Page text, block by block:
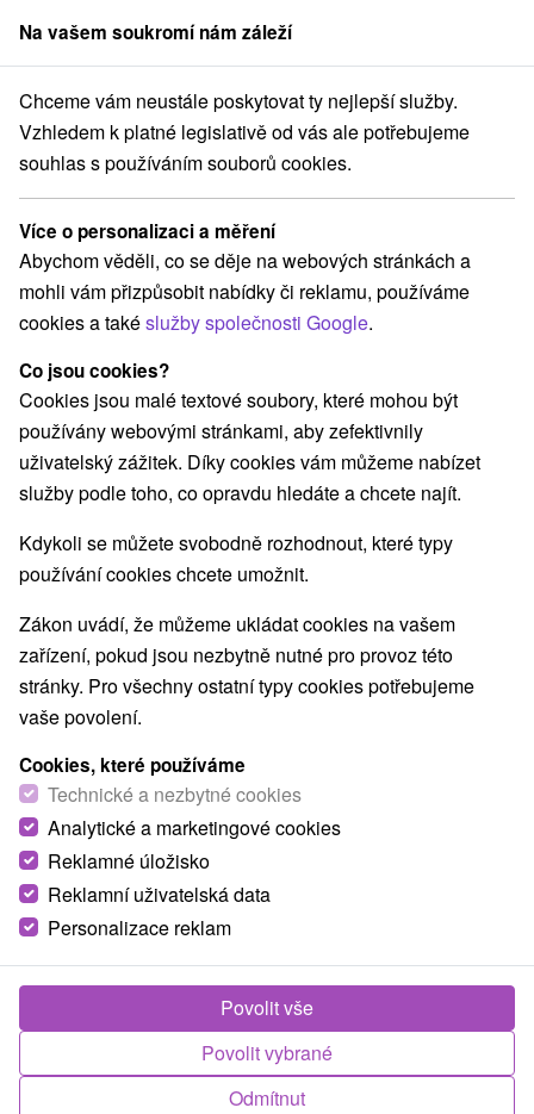
člen skupinySorger
Drevenice Stredné Slovensko Žilinský kraj Veľké Rovné
Drevenice Veľké Rovné
Kategorie
Všechny kategorie
Drevenice(2)
Vyberte lokalitu nebo termín
VŠECHNY NEJLEVNĚJŠÍ NEJDRAŽŠÍ
Chalupa Johana Veľké Rovné
Veľké Rovné
Rozprávková chalupa v peknom prostredí Javorníkov, v
malebnej obci Veľké Rovné, ktorej súčasťou...
Na vašem soukromí nám záleží
Chceme vám neustále poskytovat ty nejlepší služby.
Vzhledem k platné legislativě od vás ale potřebujeme
souhlas s používáním souborů cookies.
Více o personalizaci a měření
Abychom věděli, co se děje na webových stránkách a
mohli vám přizpůsobit nabídky či reklamu, používáme
cookies a takéslužby společnosti Google.
Co jsou cookies?
Cookies jsou malé textové soubory, které mohou být
používány webovými stránkami, aby zefektivnily
uživatelský zážitek. Díky cookies vám můžeme nabízet
služby podle toho, co opravdu hledáte a chcete najít.
Kdykoli se můžete svobodně rozhodnout, které typy
používání cookies chcete umožnit.
Zákon uvádí, že můžeme ukládat cookies na vašem
zařízení, pokud jsou nezbytně nutné pro provoz této
stránky. Pro všechny ostatní typy cookies potřebujeme
vaše povolení.
Cookies, které používáme
Technické a nezbytné cookies
Analytické a marketingové cookies
Reklamné úložisko
Reklamní uživatelská data
Personalizace reklam
Odmítnut
Povolit vybrané
Povolit vše